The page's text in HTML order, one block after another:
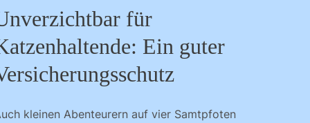
für
Ein guter
kleinen Abenteurern auf vier Samtpfoten